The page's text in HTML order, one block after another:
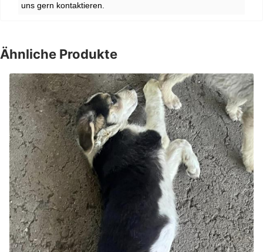
uns gern kontaktieren.
Ähnliche Produkte